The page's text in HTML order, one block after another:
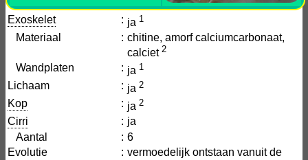
Exoskelet : ja 1
Materiaal : chitine, amorf calciumcarbonaat,
calciet 2
Wandplaten : ja 1
Lichaam : ja 2
Kop : ja 2
Cirri : ja
Aantal
: 6
Evolutie
: vermoedelijk ontstaan vanuit de